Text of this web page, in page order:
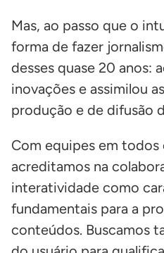
Mas, ao passo que o
forma de fazer
desses quase 20 anos:
inovações e assimilou
produção e de difusão
Com equipes em todos
acreditamos na
interatividade como
fundamentais para a
conteúdos. Buscamos